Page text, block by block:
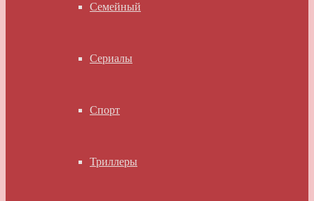
Семейный
Сериалы
Спорт
Триллеры